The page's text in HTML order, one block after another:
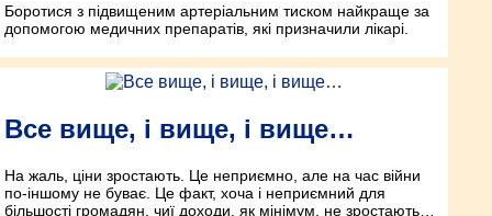
Боротися з підвищеним артеріальним тиском найкраще за
допомогою медичних препаратів, які призначили лікарі.
Все вище, і вище, і вище…
На жаль, ціни зростають. Це неприємно, але на час війни
по-іншому не буває. Це факт, хоча і неприємний для
більшості громадян, чиї доходи, як мінімум, не зростають…